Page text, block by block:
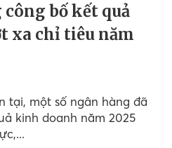
bố kết quả
xa chỉ tiêu năm
tại, một số ngân hàng đã
kinh doanh năm 2025